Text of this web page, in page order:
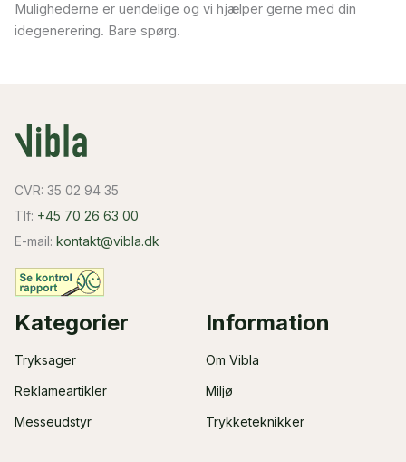
Mulighederne er uendelige og vi hjælper gerne med din
idegenerering. Bare spørg.
CVR: 35 02 94 35
Tlf: +45 70 26 63 00
E-mail: kontakt@vibla.dk
Kategorier
Tryksager
Reklameartikler
Messeudstyr
Information
Om Vibla
Miljø
Trykketeknikker